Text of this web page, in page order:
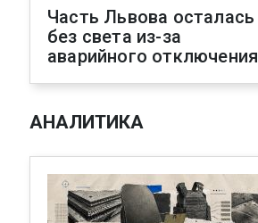
Часть Львова осталась
без света из-за
аварийного отключения
АНАЛИТИКА